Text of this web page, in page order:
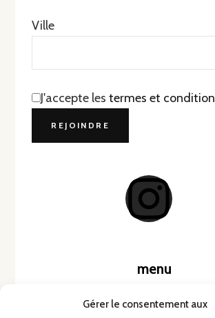
Gérer le consentement aux
Ville
J'accepte lestermes et
menu
Accueil